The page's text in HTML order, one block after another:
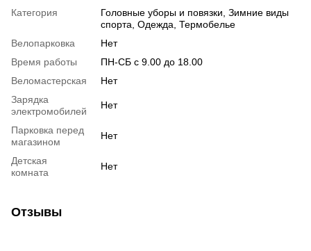
Категория
Головные уборы и повязки, Зимние виды
спорта, Одежда, Термобелье
Велопарковка
Нет
Время работы
ПН-СБ с 9.00 до 18.00
Веломастерская
Нет
Зарядка
электромобилей
Нет
Парковка перед
магазином
Нет
Детская
комната
Нет
Отзывы